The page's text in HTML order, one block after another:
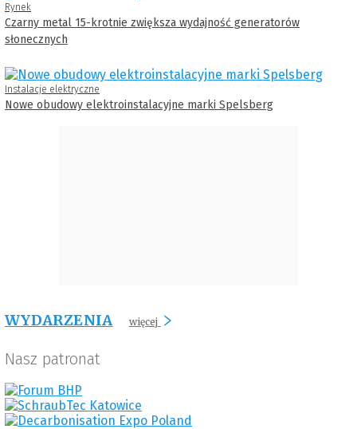
Rynek
Czarny metal 15-krotnie zwiększa wydajność generatorów
słonecznych
Instalacje elektryczne
Nowe obudowy elektroinstalacyjne marki Spelsberg
WYDARZENIA więcej
Nasz patronat